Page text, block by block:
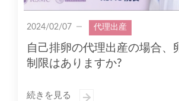
2024/02/07 代理出産
自己排卵の代理出産の場合、
制限はありますか?
続きを見る